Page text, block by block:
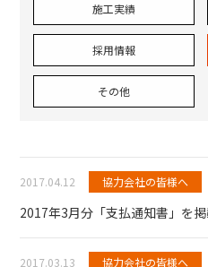
施工実績
採用情報
その他
2017.04.12 協力会社の皆様へ
2017年3月分「支払通知書」を掲
2017.03.13 協力会社の皆様へ